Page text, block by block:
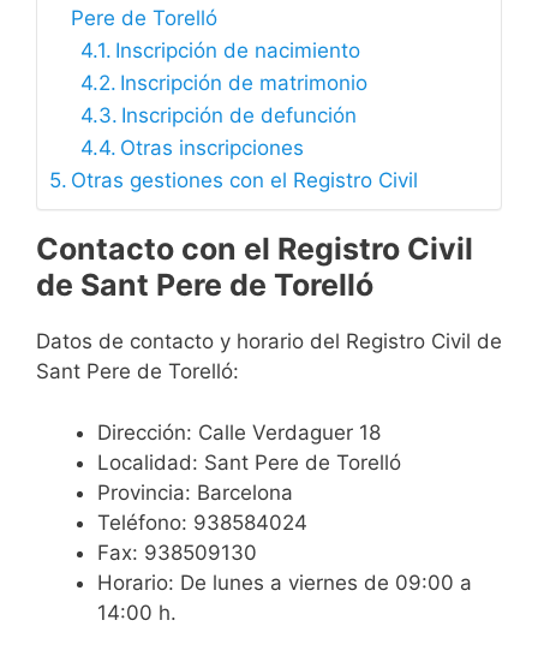
Pere de Torelló
Inscripción de nacimiento
Inscripción de matrimonio
Inscripción de defunción
Otras inscripciones
Otras gestiones con el Registro Civil
Contacto con el Registro Civil
de Sant Pere de Torelló
Datos de contacto y horario del Registro Civil de
Sant Pere de Torelló:
Dirección: Calle Verdaguer 18
Localidad: Sant Pere de Torelló
Provincia: Barcelona
Teléfono: 938584024
Fax: 938509130
Horario: De lunes a viernes de 09:00 a
14:00 h.